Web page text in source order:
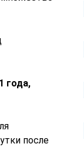
года,
после